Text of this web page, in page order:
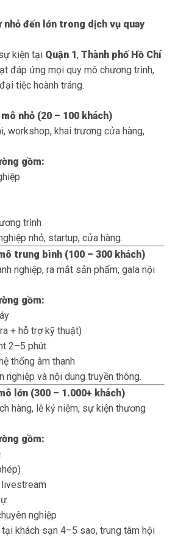
nhỏ đến lớn trong dịch vụ quay
kiện tại Quận 1,Thành phố Hồ Chí
đáp ứng mọi quy mô chương trình,
tiệc hoành tráng.
nhỏ (20 – 100 khách)
workshop, khai trương cửa hàng,
gồm:
trình
nhỏ, startup, cửa hàng.
trung bình (100 – 300 khách)
nghiệp, ra mắt sản phẩm, gala nội
gồm:
+ hỗ trợ kỹ thuật)
2–5 phút
thống âm thanh
nghiệp và nội dung truyền thông.
lớn (300 – 1.000+ khách)
hàng, lễ kỷ niệm, sự kiện thương
gồm:
livestream
nghiệp
khách sạn 4–5 sao, trung tâm hội